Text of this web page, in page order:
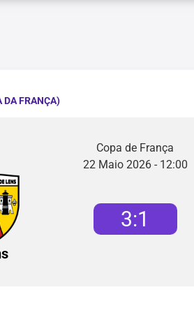
DA FRANÇA)
Copa de França
22 Maio 2026 - 12:00
3:1